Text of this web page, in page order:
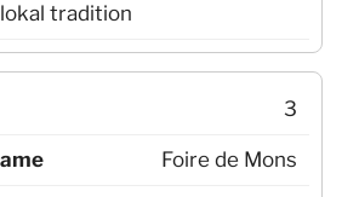
lokal tradition
3
Foire de Mons